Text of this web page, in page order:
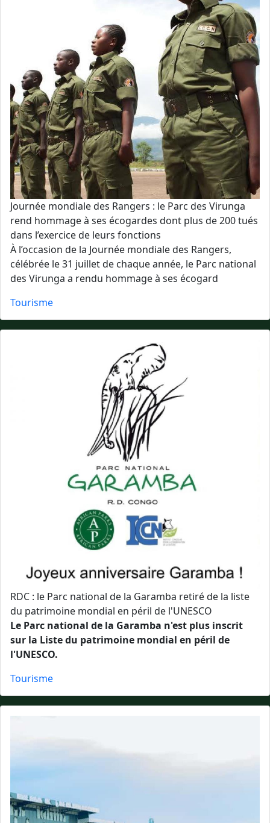
Journée mondiale des Rangers : le Parc des Virunga
rend hommage à ses écogardes dont plus de 200 tués
dans l’exercice de leurs fonctions
À l’occasion de la Journée mondiale des Rangers,
célébrée le 31 juillet de chaque année, le Parc national
des Virunga a rendu hommage à ses écogard
Tourisme
RDC : le Parc national de la Garamba retiré de la liste
du patrimoine mondial en péril de l'UNESCO
Le Parc national de la Garamba n'est plus inscrit
sur la Liste du patrimoine mondial en péril de
l'UNESCO.
Tourisme